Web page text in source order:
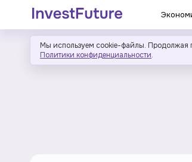
Мы используем cookie-файлы. Продолжая
Политики конфиденциальности.